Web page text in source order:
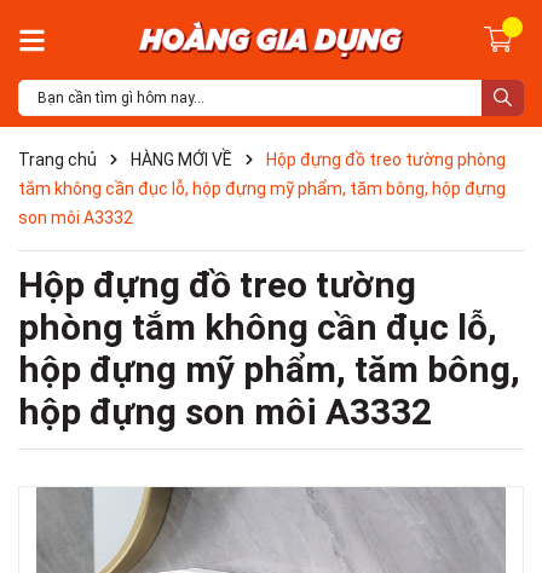
Trang chủ HÀNG MỚI VỀ
Hộp đựng đồ treo tường phòng
tắm không cần đục lỗ, hộp đựng mỹ phẩm, tăm bông, hộp đựng
son môi A3332
Hộp đựng đồ treo tường
phòng tắm không cần đục lỗ,
hộp đựng mỹ phẩm, tăm bông,
hộp đựng son môi A3332